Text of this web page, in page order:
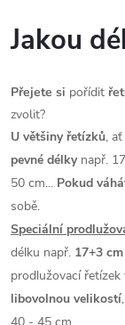
Jakou
Přejete si pořídit
zvolit?
U většiny řetízků,
pevné délkynapř.
50 cm... Pokud
sobě.
Speciální
délku např. 17+3 cm
prodlužovací
libovolnou velikostí